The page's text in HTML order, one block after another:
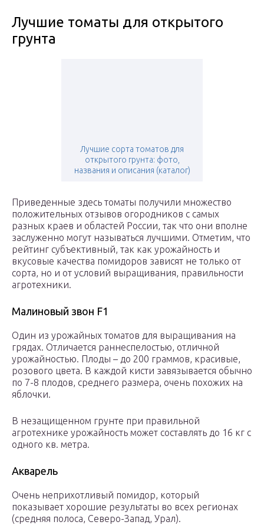
Лучшие томаты для открытого
грунта
Лучшие сорта томатов для
открытого грунта: фото,
названия и описания (каталог)
Приведенные здесь томаты получили множество
положительных отзывов огородников с самых
разных краев и областей России, так что они вполне
заслуженно могут называться лучшими. Отметим, что
рейтинг субъективный, так как урожайность и
вкусовые качества помидоров зависят не только от
сорта, но и от условий выращивания, правильности
агротехники.
Малиновый звон F1
Один из урожайных томатов для выращивания на
грядах. Отличается раннеспелостью, отличной
урожайностью. Плоды – до 200 граммов, красивые,
розового цвета. В каждой кисти завязывается обычно
по 7-8 плодов, среднего размера, очень похожих на
яблочки.
В незащищенном грунте при правильной
агротехнике урожайность может составлять до 16 кг с
одного кв. метра.
Акварель
Очень неприхотливый помидор, который
показывает хорошие результаты во всех регионах
(средняя полоса, Северо-Запад, Урал).